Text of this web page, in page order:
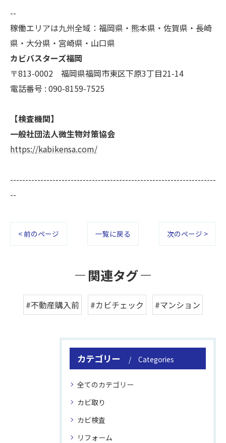
--
稼働エリアは九州全域：福岡県・熊本県・佐賀県・長崎
県・大分県・宮崎県・山口県
カビバスターズ福岡
〒813-0002 福岡県福岡市東区下原3丁目21-14
電話番号 : 090-8159-7525
【検査機関】
一般社団法人微生物対策協会
https://kabikensa.com/
--------------------------------------------------------------------
--
< 前のページ 一覧に戻る 次のページ >
関連タグ
#不動産購入前 #カビチェック #マンション
カテゴリー Categories
全てのカテゴリー
カビ取り
カビ検査
リフォーム